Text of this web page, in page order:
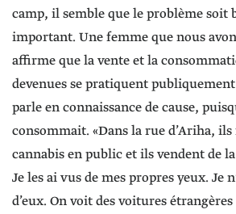
camp, il semble que le problème soit
important. Une femme que nous
affirme que la vente et la
devenues se pratiquent
parle en connaissance de cause,
consommait. «Dans la rue d’Ariha,
cannabis en public et ils vendent de
Je les ai vus de mes propres yeux. Je
d’eux. On voit des voitures